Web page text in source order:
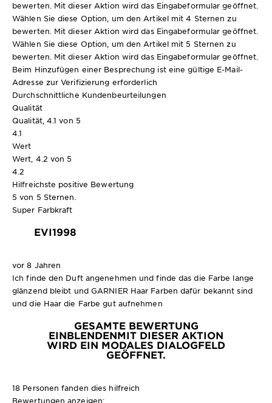
bewerten. Mit dieser Aktion wird das Eingabeformular geöffnet.
Wählen Sie diese Option, um den Artikel mit 4 Sternen zu
bewerten. Mit dieser Aktion wird das Eingabeformular geöffnet.
Wählen Sie diese Option, um den Artikel mit 5 Sternen zu
bewerten. Mit dieser Aktion wird das Eingabeformular geöffnet.
Beim Hinzufügen einer Besprechung ist eine gültige E-Mail-
Adresse zur Verifizierung erforderlich
Durchschnittliche Kundenbeurteilungen
Qualität
Qualität, 4.1 von 5
4.1
Wert
Wert, 4.2 von 5
4.2
Hilfreichste positive Bewertung
5 von 5 Sternen.
Super Farbkraft
EVI1998
vor 8 Jahren
Ich finde den Duft angenehmen und finde das die Farbe lange
glänzend bleibt und GARNIER Haar Farben dafür bekannt sind
und die Haar die Farbe gut aufnehmen
GESAMTE BEWERTUNG
EINBLENDENMIT DIESER AKTION
WIRD EIN MODALES DIALOGFELD
GEÖFFNET.
18 Personen fanden dies hilfreich
Bewertungen anzeigen: